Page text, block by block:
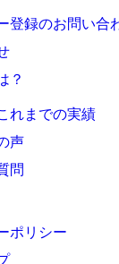
登録のお問い合
？
れまでの実績
声
問
ポリシー